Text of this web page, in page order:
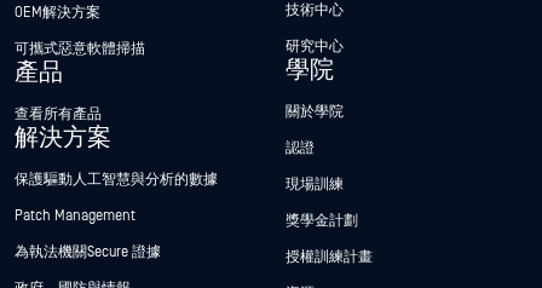
OEM解決方案
可攜式惡意軟體掃描
產品
查看所有產品
解決方案
保護驅動人工智慧與分析的數據
Patch Management
為執法機關Secure 證據
技術中心
研究中心
學院
關於學院
認證
現場訓練
獎學金計劃
授權訓練計畫